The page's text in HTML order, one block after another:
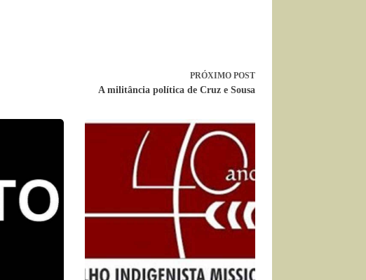
PRÓXIMO POST
A militância política de Cruz e Sousa